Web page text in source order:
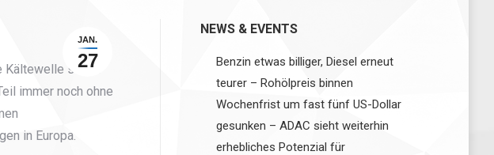
JAN.
27
schon
immer noch ohne
in Europa.
NEWS & EVENTS
Benzin etwas billiger, Diesel erneut
teurer – Rohölpreis binnen
Wochenfrist um fast fünf US-Dollar
gesunken – ADAC sieht weiterhin
erhebliches Potenzial für